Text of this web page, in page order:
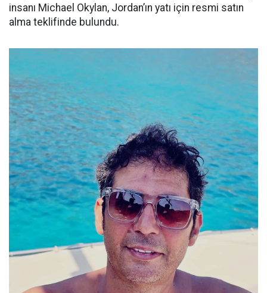
insanı Michael Okylan, Jordan’ın yatı için resmi satın
alma teklifinde bulundu.